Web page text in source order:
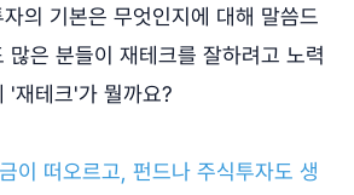
의 기본은 무엇인지에 대해 말씀드
많은 분들이 재테크를 잘하려고 노력
'재테크'가 뭘까요?
이 떠오르고, 펀드나 주식투자도 생